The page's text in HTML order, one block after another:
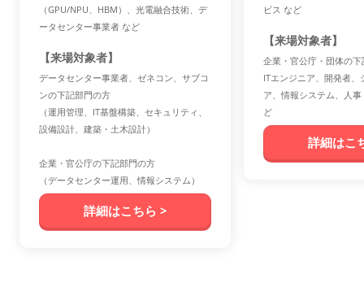
（GPU/NPU、HBM）、光電融合技術、デ
ータセンター事業者 など
【来場対象者】
データセンター事業者、ゼネコン、サブコ
ンの下記部門の方
（運用管理、IT基盤構築、セキュリティ、
設備設計、建築・土木設計）
企業・官公庁の下記部門の方
（データセンター運用、情報システム）
詳細はこちら >
ビス など
【来場対象者】
企業・官公庁・団体の
ITエンジニア、開発者、
ア、情報システム、人
ど
詳細はこ